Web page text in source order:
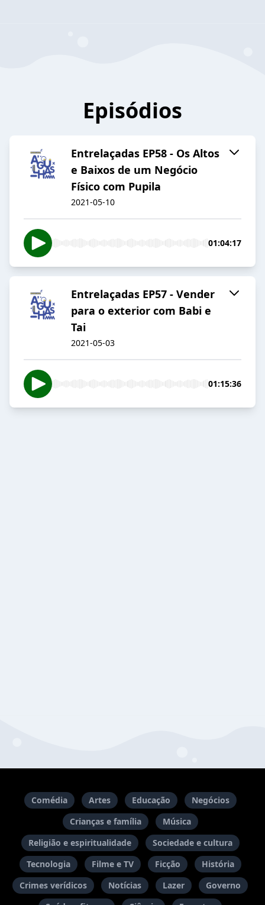
Episódios
Entrelaçadas EP58 - Os Altos
e Baixos de um Negócio
Físico com Pupila
2021-05-10
01:04:17
Entrelaçadas EP57 - Vender
para o exterior com Babi e
Tai
2021-05-03
01:15:36
Comédia Artes Educação
Negócios
Crianças e família
Música
Religião e espiritualidade
Sociedade e cultura
Tecnologia
Filme e TV Ficção
História
Crimes verídicos
Notícias Lazer
Governo